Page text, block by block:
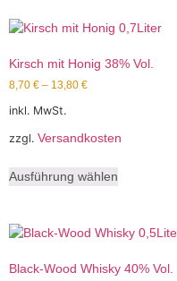
Kirsch mit Honig 38% Vol.
8,70 € – 13,80 €
inkl. MwSt.
zzgl. Versandkosten
Ausführung wählen
Black-Wood Whisky 40% Vol.